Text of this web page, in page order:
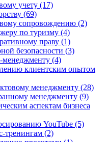
учету (17)
(69)
сопровождению (2)
по туризму (4)
праву (1)
безопасности (3)
менеджменту (4)
клиентским опытом
менеджменту (28)
менеджменту (9)
аспектам бизнеса
YouTube (5)
тренингам (2)